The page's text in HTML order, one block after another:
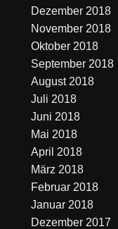
Dezember 2018
November 2018
Oktober 2018
September 2018
August 2018
Juli 2018
Juni 2018
Mai 2018
April 2018
März 2018
Februar 2018
Januar 2018
Dezember 2017